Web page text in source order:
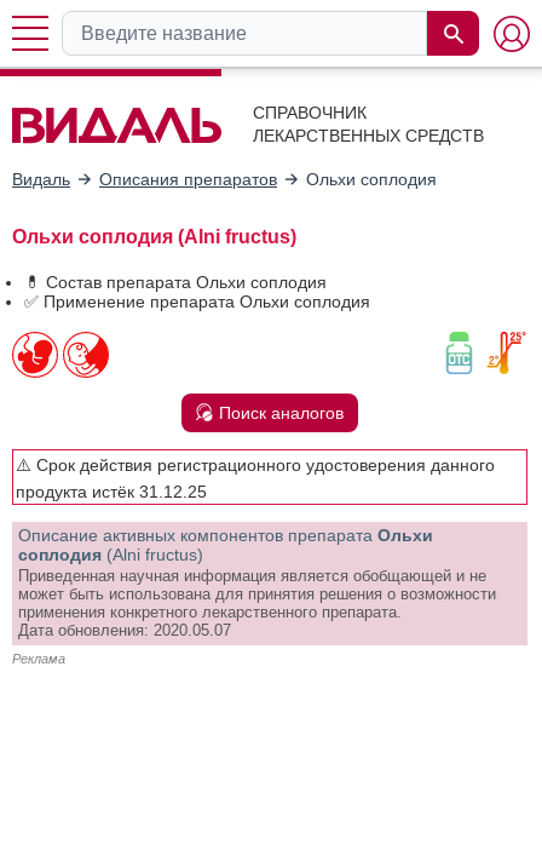
СПРАВОЧНИК
ЛЕКАРСТВЕННЫХ СРЕДСТВ
Видаль Описания препаратов Ольхи соплодия
Ольхи соплодия (Alni fructus)
💊 Состав препарата Ольхи соплодия
✅ Применение препарата Ольхи соплодия
Поиск аналогов
⚠️ Срок действия регистрационного удостоверения данного
продукта истёк 31.12.25
Описание активных компонентов препарата Ольхи
соплодия (Alni fructus)
Приведенная научная информация является обобщающей и не
может быть использована для принятия решения о возможности
применения конкретного лекарственного препарата.
Дата обновления: 2020.05.07
Реклама